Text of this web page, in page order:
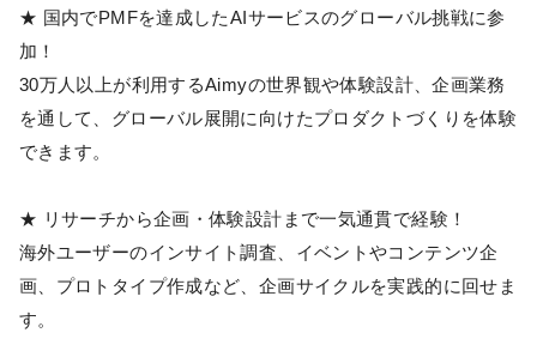
★ 国内でPMFを達成したAIサービスのグローバル挑戦に参
加！
30万人以上が利用するAimyの世界観や体験設計、企画業務
を通して、グローバル展開に向けたプロダクトづくりを体験
できます。
★ リサーチから企画・体験設計まで一気通貫で経験！
海外ユーザーのインサイト調査、イベントやコンテンツ企
画、プロトタイプ作成など、企画サイクルを実践的に回せま
す。